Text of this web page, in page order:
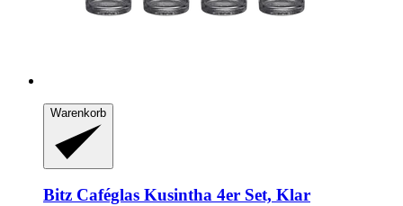
Warenkorb
Bitz Caféglas Kusintha 4er Set, Klar